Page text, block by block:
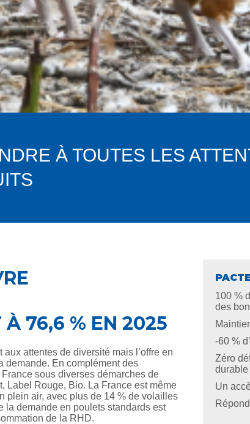
À TOUTES LES
76,6 % EN 2025
attentes de diversité mais l’offre en
demande. En complément des
sous diverses démarches de
Label Rouge, Bio. La France est même
plein air, avec plus de 14 % de volailles
la demande en poulets standards est
de la RHD.
100 %
des
-60 %
Zéro
durable
Un